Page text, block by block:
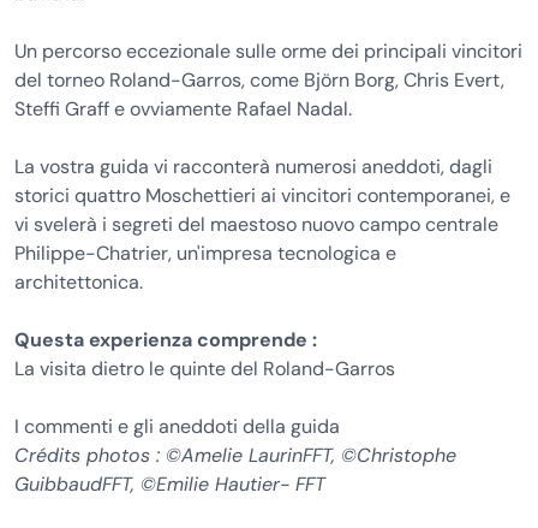
Un percorso eccezionale sulle orme dei principali vincitori
del torneo Roland-Garros, come Björn Borg, Chris Evert,
Steffi Graff e ovviamente Rafael Nadal.
La vostra guida vi racconterà numerosi aneddoti, dagli
storici quattro Moschettieri ai vincitori contemporanei, e
vi svelerà i segreti del maestoso nuovo campo centrale
Philippe-Chatrier, un'impresa tecnologica e
architettonica.
Questa experienza comprende :
La visita dietro le quinte del Roland-Garros
I commenti e gli aneddoti della guida
Crédits photos : ©Amelie LaurinFFT, ©Christophe
GuibbaudFFT, ©Emilie Hautier- FFT